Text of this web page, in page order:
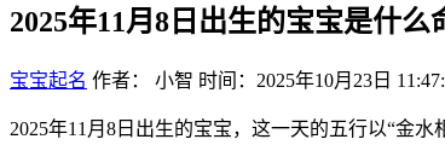
2025年11月8日出生的宝宝是什么
宝宝起名 作者： 小智 时间：2025年10月23日
2025年11月8日出生的宝宝，这一天的五行以“金